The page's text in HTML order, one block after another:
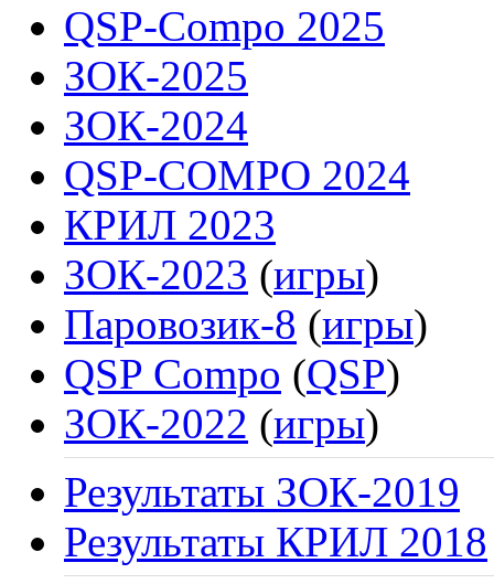
QSP-Compo 2025
ЗОК-2025
ЗОК-2024
QSP-COMPO 2024
КРИЛ 2023
ЗОК-2023 (игры)
Паровозик-8 (игры)
QSP Compo (QSP)
ЗОК-2022 (игры)
Результаты ЗОК-2019
Результаты КРИЛ 2018